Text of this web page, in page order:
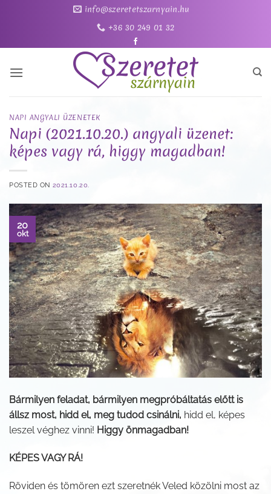
info@szeretetszarnyain.hu
+36 30 249 01 32
NAPI ANGYALI ÜZENETEK
Napi (2021.10.20.) angyali üzenet:
képes vagy rá, higgy magadban!
POSTED ON 2021.10.20.
20
okt
Bármilyen feladat, bármilyen megpróbáltatás előtt is
állsz most, hidd el, meg tudod csinálni, hidd el, képes
leszel véghez vinni! Higgy önmagadban!
KÉPES VAGY RÁ!
Röviden és tömören ezt szeretnék Veled közölni most az